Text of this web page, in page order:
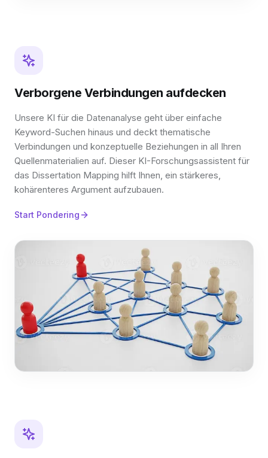
Verborgene Verbindungen aufdecken
Unsere KI für die Datenanalyse geht über einfache
Keyword-Suchen hinaus und deckt thematische
Verbindungen und konzeptuelle Beziehungen in all Ihren
Quellenmaterialien auf. Dieser KI-Forschungsassistent für
das Dissertation Mapping hilft Ihnen, ein stärkeres,
kohärenteres Argument aufzubauen.
Start Pondering